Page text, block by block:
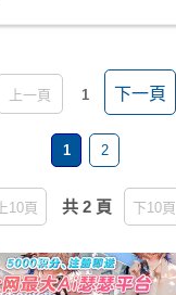
上一頁 1 下一頁
1 2
上10頁 共 2 頁 下10頁